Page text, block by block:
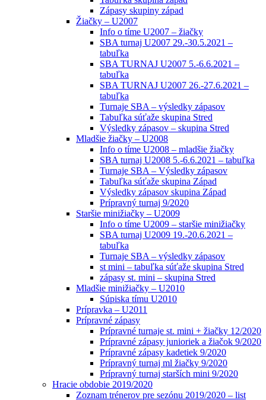
Zápasy skupiny západ
Žiačky – U2007
Info o tíme U2007 – žiačky
SBA turnaj U2007 29.-30.5.2021 –
tabuľka
SBA TURNAJ U2007 5.-6.6.2021 –
tabuľka
SBA TURNAJ U2007 26.-27.6.2021 –
tabuľka
Turnaje SBA – výsledky zápasov
Tabuľka súťaže skupina Stred
Výsledky zápasov – skupina Stred
Mladšie žiačky – U2008
Info o tíme U2008 – mladšie žiačky
SBA turnaj U2008 5.-6.6.2021 – tabuľka
Turnaje SBA – Výsledky zápasov
Tabuľka súťaže skupina Západ
Výsledky zápasov skupina Západ
Prípravný turnaj 9/2020
Staršie minižiačky – U2009
Info o tíme U2009 – staršie minižiačky
SBA turnaj U2009 19.-20.6.2021 –
tabuľka
Turnaje SBA – výsledky zápasov
st mini – tabuľka súťaže skupina Stred
zápasy st. mini – skupina Stred
Mladšie minižiačky – U2010
Súpiska tímu U2010
Prípravka – U2011
Prípravné zápasy
Prípravné turnaje st. mini + žiačky 12/2020
Prípravné zápasy junioriek a žiačok 9/2020
Prípravné zápasy kadetiek 9/2020
Prípravný turnaj ml žiačky 9/2020
Prípravný turnaj starších mini 9/2020
Hracie obdobie 2019/2020
Zoznam trénerov pre sezónu 2019/2020 – list